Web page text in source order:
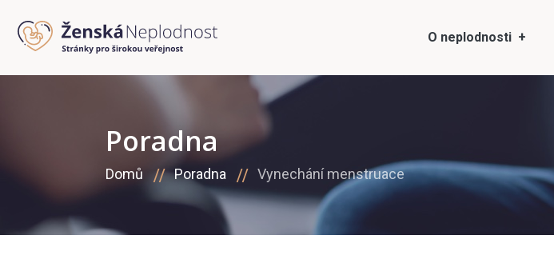
O neplodnosti
Poradna
Domů Poradna Vynechání menstruace